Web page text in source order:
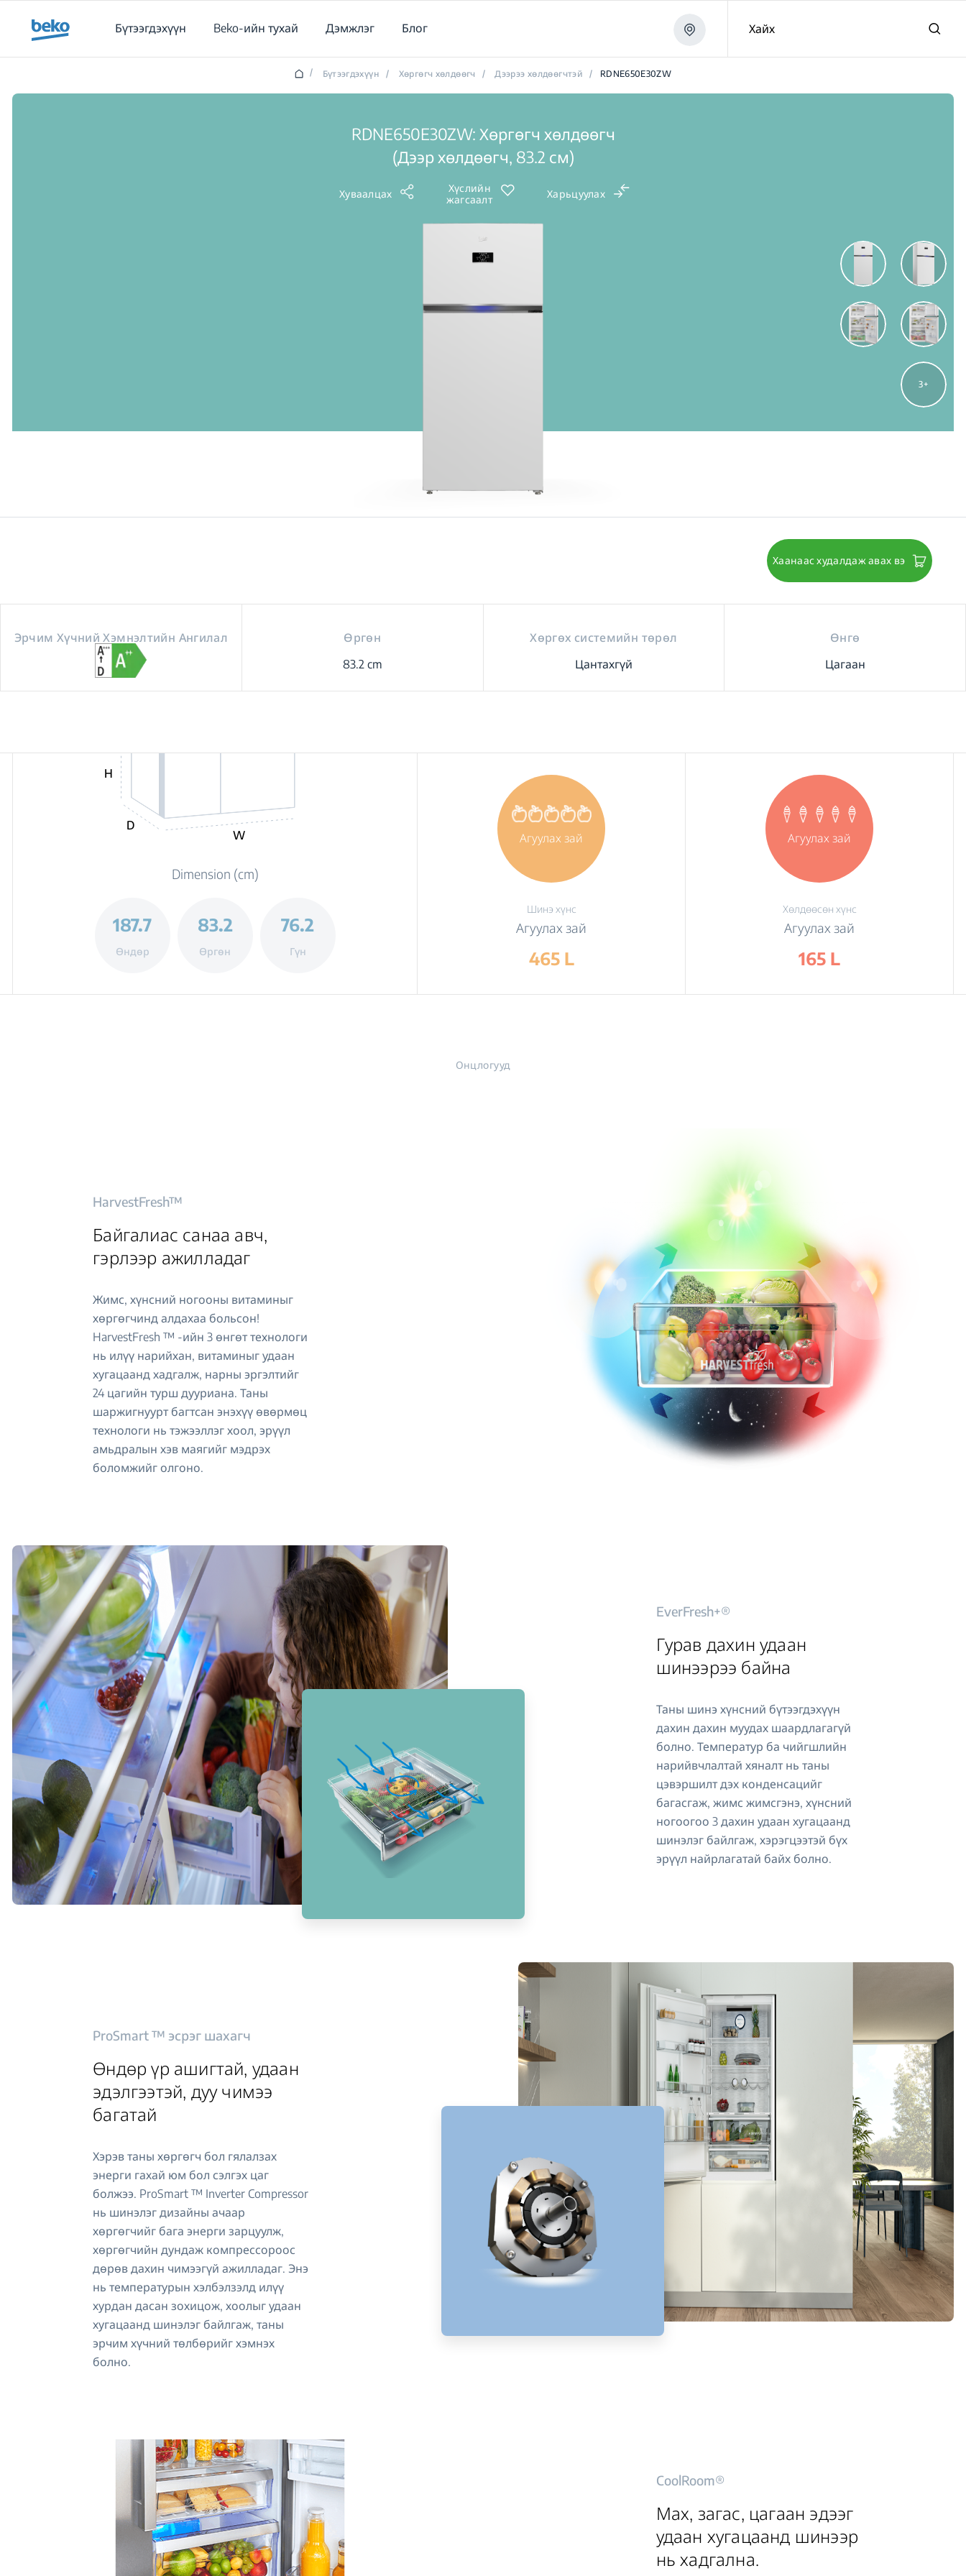
Бүтээгдэхүүн
Beko-ийн тухай Дэмжлэг Блог Хайх
/ Бүтээгдэхүүн / Хөргөгч хөлдөөгч / Дээрээ хөлдөөгчтэй / RDNE650E30ZW
RDNE650E30ZW: Хөргөгч хөлдөөгч
(Дээр хөлдөөгч, 83.2 см)
Хуваалцах
Хүслийн
жагсаалт
Харьцуулах
3
Хаанаас худалдаж авах вэ
Эрчим Хүчний Хэмнэлтийн Ангилал
Өргөн
83.2 cm
Хөргөх системийн төрөл
Цантахгүй
Өнгө
Цагаан
H
D
W
Dimension (cm)
187.7
Өндөр
83.2
Өргөн
76.2
Гүн
Агуулах зай
Шинэ хүнс
Агуулах зай
465 L
Агуулах зай
Хөлдөөсөн хүнс
Агуулах зай
165 L
Онцлогууд
HarvestFresh™
Байгалиас санаа авч,
гэрлээр ажилладаг
Жимс, хүнсний ногооны витаминыг
хөргөгчинд алдахаа больсон!
HarvestFresh ™ -ийн 3 өнгөт технологи
нь илүү нарийхан, витаминыг удаан
хугацаанд хадгалж, нарны эргэлтийг
24 цагийн турш дууриана. Таны
шаржигнуурт багтсан энэхүү өвөрмөц
технологи нь тэжээллэг хоол, эрүүл
амьдралын хэв маягийг мэдрэх
боломжийг олгоно.
EverFresh+®
Гурав дахин удаан
шинээрээ байна
Таны шинэ хүнсний бүтээгдэхүүн
дахин дахин муудах шаардлагагүй
болно. Температур ба чийгшлийн
нарийвчлалтай хяналт нь таны
цэвэршилт дэх конденсацийг
багасгаж, жимс жимсгэнэ, хүнсний
ногоогоо 3 дахин удаан хугацаанд
шинэлэг байлгаж, хэрэгцээтэй бүх
эрүүл найрлагатай байх болно.
ProSmart ™ эсрэг шахагч
Өндөр үр ашигтай, удаан
эдэлгээтэй, дуу чимээ
багатай
Хэрэв таны хөргөгч бол гялалзах
энерги гахай юм бол сэлгэх цаг
болжээ. ProSmart ™ Inverter Compressor
нь шинэлэг дизайны ачаар
хөргөгчийг бага энерги зарцуулж,
хөргөгчийн дундаж компрессороос
дөрөв дахин чимээгүй ажилладаг. Энэ
нь температурын хэлбэлзэлд илүү
хурдан дасан зохицож, хоолыг удаан
хугацаанд шинэлэг байлгаж, таны
эрчим хүчний төлбөрийг хэмнэх
болно.
CoolRoom®
Мах, загас, цагаан эдээг
удаан хугацаанд шинээр
нь хадгална.